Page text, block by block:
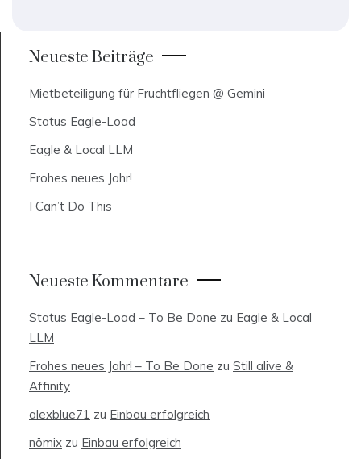
Neueste Beiträge
Mietbeteiligung für Fruchtfliegen @ Gemini
Status Eagle-Load
Eagle & Local LLM
Frohes neues Jahr!
I Can’t Do This
Neueste Kommentare
Status Eagle-Load – To Be Done zu Eagle & Local
LLM
Frohes neues Jahr! – To Be Done zu Still alive &
Affinity
alexblue71 zu Einbau erfolgreich
nömix zu Einbau erfolgreich